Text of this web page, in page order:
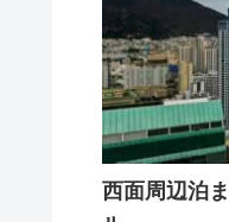
西面周辺泊